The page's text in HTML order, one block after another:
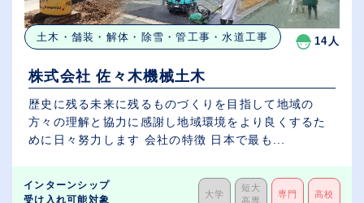
土木・舗装・解体・除雪・管工事・水道工事 14人
株式会社 佐々木機械土木
歴史に残る未来に残るものづくりを目指して地域の
方々の理解と協力に感謝し地域環境をより良くするた
めに日々努力します 会社の特徴 日本で最も...
インターンシップ
受け入れ可能対象
大学
短大
高専
専門 高校